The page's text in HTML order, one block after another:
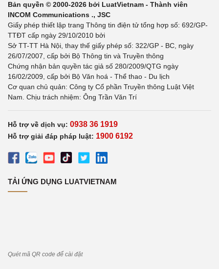
Bản quyền © 2000-2026 bởi LuatVietnam - Thành viên
INCOM Communications ., JSC
Giấy phép thiết lập trang Thông tin điện tử tổng hợp số: 692/GP-
TTĐT cấp ngày 29/10/2010 bởi
Sở TT-TT Hà Nội, thay thế giấy phép số: 322/GP - BC, ngày
26/07/2007, cấp bởi Bộ Thông tin và Truyền thông
Chứng nhận bản quyền tác giả số 280/2009/QTG ngày
16/02/2009, cấp bởi Bộ Văn hoá - Thể thao - Du lịch
Cơ quan chủ quản: Công ty Cổ phần Truyền thông Luật Việt
Nam. Chịu trách nhiệm: Ông Trần Văn Trí
Hỗ trợ về dịch vụ: 0938 36 1919
Hỗ trợ giải đáp pháp luật: 1900 6192
TẢI ỨNG DỤNG LUATVIETNAM
Quét mã QR code để cài đặt